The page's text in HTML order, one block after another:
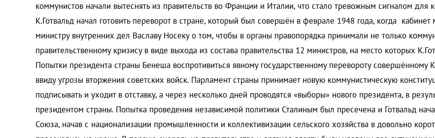
коммунистов начали вытеснять из правительств во Франции и Италии, что стало тревожным сигналом для
К.Готвальд начал готовить переворот в стране, который был совершён в феврале 1948 года, когда кабинет
министру внутренних дел Ваславу Носеку о том, чтобы в органы правопорядка принимали не только
правительственному кризису в виде выхода из состава правительства 12 министров, на место которых
Попытки президента страны Бенеша воспротивиться явному государственному перевороту
ввиду угрозы вторжения советских войск. Парламент страны принимает новую коммунистическую
подписывать и уходит в отставку, а через несколько дней проводятся «выборы» нового президента, в
президентом страны. Попытка проведения независимой политики Сталиным был пресечена и Готвальд
Союза, начав с национализации промышленности и коллективизации сельского хозяйства в довольно